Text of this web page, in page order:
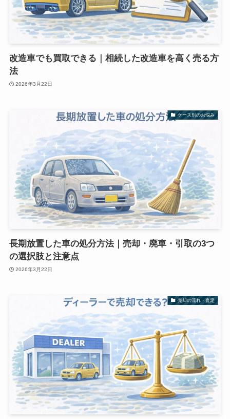
改造車でも買取できる｜相続した改造車を高く売る方
法
2026年3月22日
ケース別のお悩み
長期放置した車の処分方法｜売却・廃車・引取の3つ
の選択肢と注意点
2026年3月22日
売却の流れ・査定